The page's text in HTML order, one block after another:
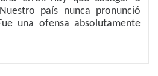
país nunca pronunció
una ofensa absolutamente